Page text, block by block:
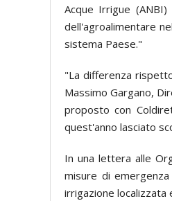
Acque Irrigue
dell'agroalimentare
sistema Paese."
"La differenza
Massimo Gargano,
proposto con
quest'anno lasciato
In una lettera alle
misure di
irrigazione localizzata